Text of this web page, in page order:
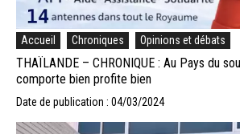
Accueil Chroniques Opinions et débats
THAÏLANDE – CHRONIQUE : Au Pays du
comporte bien profite bien
Date de publication : 04/03/2024